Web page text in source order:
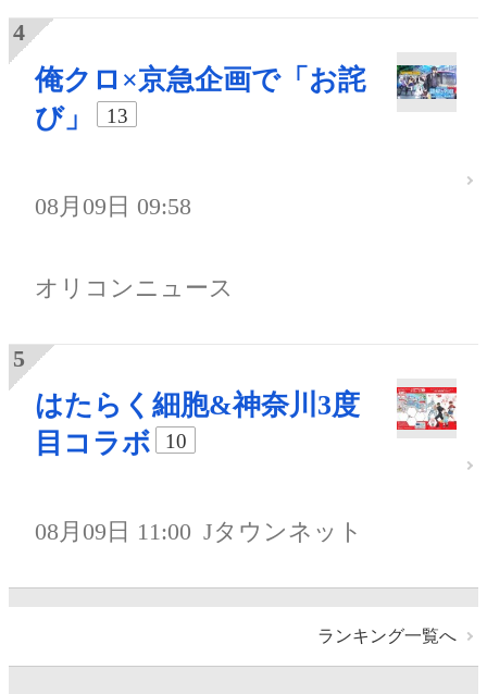
俺クロ×京急企画で「お詫
び」
13
08月09日 09:58
オリコンニュース
はたらく細胞&神奈川3度
目コラボ
10
08月09日 11:00 Jタウンネット
ランキング一覧へ